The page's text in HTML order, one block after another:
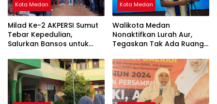
Kota Medan
Milad Ke-2 AKPERSI Sumut
Tebar Kepedulian,
Salurkan Bansos untuk
Yatim
Kota Medan
Walikota Medan
Nonaktifkan Lurah Aur,
Tegaskan Tak Ada Ruang
Wewenang